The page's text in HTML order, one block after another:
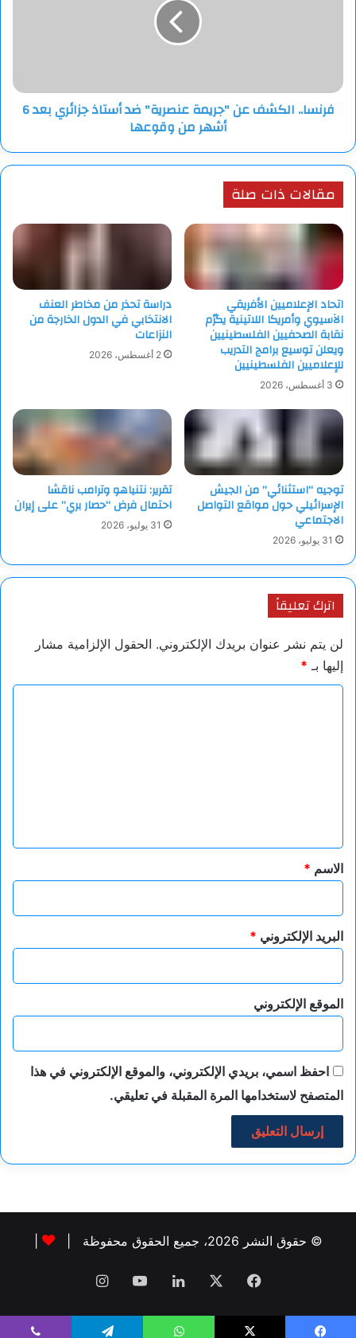
بعد
وقوعها
فرنسا.. الكشف عن "جريمة عنصرية" ضد أستاذ جزائري بعد 6
أشهر من وقوعها
مقالات ذات صلة
اتحاد الإعلاميين الأفريقي
الآسيوي وأمريكا اللاتينية يكرّم
نقابة الصحفيين الفلسطينيين
ويعلن توسيع برامج التدريب
للإعلاميين الفلسطينيين
3 أغسطس، 2026
دراسة تحذر من مخاطر العنف
الانتخابي في الدول الخارجة من
النزاعات
2 أغسطس، 2026
توجيه “استثنائي” من الجيش
الإسرائيلي حول مواقع التواصل
الاجتماعي
31 يوليو، 2026
تقرير: نتنياهو وترامب ناقشا
احتمال فرض “حصار بري” على إيران
31 يوليو، 2026
اترك تعليقاً
لن يتم نشر عنوان بريدك الإلكتروني. الحقول الإلزامية مشار
إليها بـ *
*
الاسم *
البريد الإلكتروني *
الموقع الإلكتروني
احفظ اسمي، بريدي الإلكتروني، والموقع الإلكتروني في هذا
المتصفح لاستخدامها المرة المقبلة في تعليقي.
© حقوق النشر 2026، جميع الحقوق محفوظة |
فيسبوك لينكدإن‫YouTubeانستقرام